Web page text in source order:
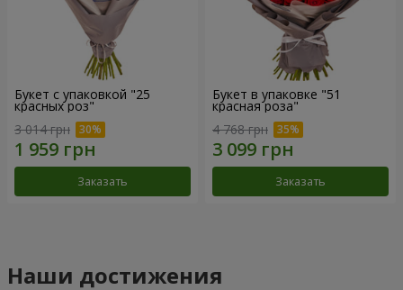
Букет с упаковкой "25
красных роз"
3 014 грн
Заказать
Букет в упаковке "51
красная роза"
4 768 грн
Заказать
Наши достижения